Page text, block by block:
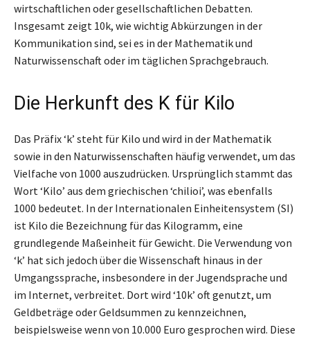
wirtschaftlichen oder gesellschaftlichen Debatten.
Insgesamt zeigt 10k, wie wichtig Abkürzungen in der
Kommunikation sind, sei es in der Mathematik und
Naturwissenschaft oder im täglichen Sprachgebrauch.
Die Herkunft des K für Kilo
Das Präfix ‘k’ steht für Kilo und wird in der Mathematik
sowie in den Naturwissenschaften häufig verwendet, um das
Vielfache von 1000 auszudrücken. Ursprünglich stammt das
Wort ‘Kilo’ aus dem griechischen ‘chilioi’, was ebenfalls
1000 bedeutet. In der Internationalen Einheitensystem (SI)
ist Kilo die Bezeichnung für das Kilogramm, eine
grundlegende Maßeinheit für Gewicht. Die Verwendung von
‘k’ hat sich jedoch über die Wissenschaft hinaus in der
Umgangssprache, insbesondere in der Jugendsprache und
im Internet, verbreitet. Dort wird ‘10k’ oft genutzt, um
Geldbeträge oder Geldsummen zu kennzeichnen,
beispielsweise wenn von 10.000 Euro gesprochen wird. Diese